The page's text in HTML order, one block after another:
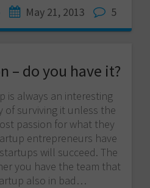
May 21, 2013 5
– do you have it?
is always an interesting
of surviving it unless the
passion for what they
entrepreneurs have
will succeed. The
you have the team that
also in bad…